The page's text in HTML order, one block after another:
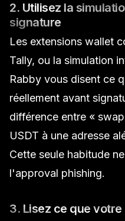
2. Utilisez la
signature
Les extensions wallet
Tally, ou la simulation
Rabby vous disent ce
réellement avant
différence entre «
USDT à une adresse
Cette seule habitude
l'approval phishing.
3. Lisez ce que